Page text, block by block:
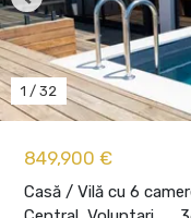
849,900 €
Casă / Vilă cu 6
1 / 32
Previous